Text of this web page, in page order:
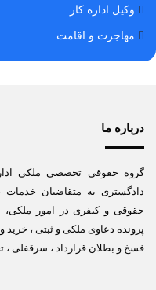
وکیل اداره کار
مهاجرت و اقامت
درباره ما
گروه حقوقی تخصصی ملکی
دادگستری به متقاضیان
حقوقی و کیفری در امور ملکی،
پرونده دعاوی ملکی و ثبتی ،
فسخ و بطلان قرارداد ، سرقفلی ،